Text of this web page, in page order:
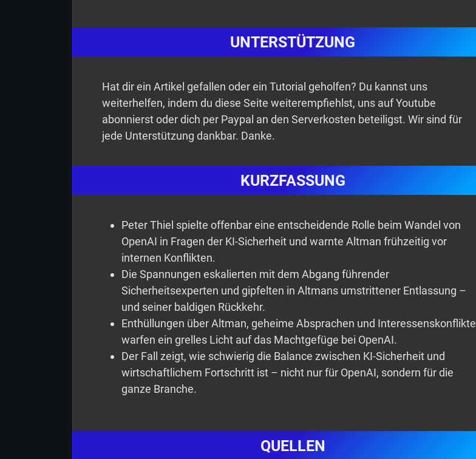
UNTERSTÜTZUNG
Hat dir ein Artikel gefallen oder ein Tutorial geholfen? Du kannst uns
weiterhelfen, indem du diese Seite weiterempfiehlst, uns auf Youtube
abonnierst oder dich per Paypal an den Serverkosten beteiligst. Wir sind für
jede Unterstützung dankbar. Danke.
KURZFASSUNG
Peter Thiel spielte offenbar eine entscheidende Rolle beim Wandel von
OpenAI in Fragen der KI-Sicherheit und warnte Altman frühzeitig vor
internen Konflikten.
Die Spannungen eskalierten mit dem Abgang führender
Sicherheitsexperten und gipfelten in Altmans umstrittener Entlassung –
und seiner baldigen Rückkehr.
Enthüllungen über Altman, geheime Absprachen und Interessenskonflikte
warfen ein grelles Licht auf das Machtgefüge bei OpenAI.
Der Fall zeigt, wie schwierig die Balance zwischen KI-Sicherheit und
wirtschaftlichem Fortschritt ist – nicht nur für OpenAI, sondern für die
ganze Branche.
QUELLEN